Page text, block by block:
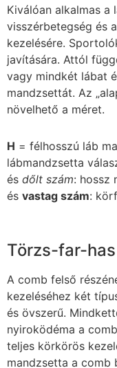
Kiválóan alkalmas a
visszérbetegség és
kezelésére.
javítására. Attól
vagy mindkét lábat
mandzsettát. Az
növelhető a méret.
H = félhosszú láb
lábmandzsetta
és dőlt szám: hossz
és vastag szám:
Törzs-far-
A comb felső
kezeléséhez két
és övszerű.
nyiroködéma a
teljes körkörös
mandzsetta a comb